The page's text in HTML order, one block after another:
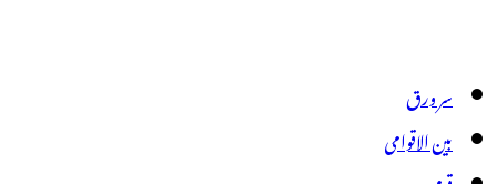
سر ورق
بین الاقوامی